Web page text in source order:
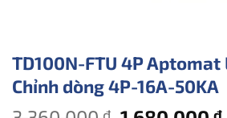
TD100N-FTU 4P Aptomat
Chỉnh dòng 4P-16A-50KA